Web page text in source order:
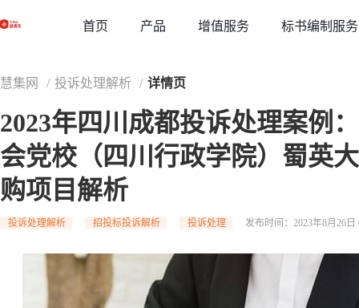
首页 产品 增值服务 标书编制服务
慧集网 / 投诉处理解析 / 详情页
2023年四川成都投诉处理案例
会党校（四川行政学院）蜀英
购项目解析
投诉处理解析 招投标投诉解析 投诉处理 发布时间：2023年8月26日